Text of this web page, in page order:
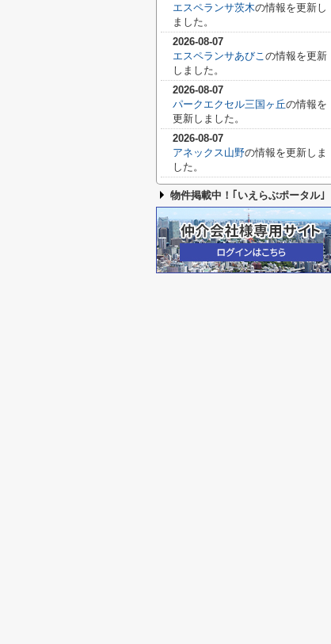
エスペランサ茨木の情報を更新し
ました。
2026-08-07
エスペランサあびこの情報を更新
しました。
2026-08-07
パークエクセル三国ヶ丘の情報を
更新しました。
2026-08-07
アネックス山野の情報を更新しま
した。
物件掲載中！｢いえらぶポータル｣